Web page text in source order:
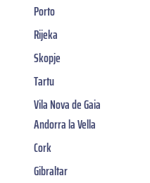
Porto
Rijeka
Skopje
Tartu
Vila Nova de Gaia
Andorra la Vella
Cork
Gibraltar